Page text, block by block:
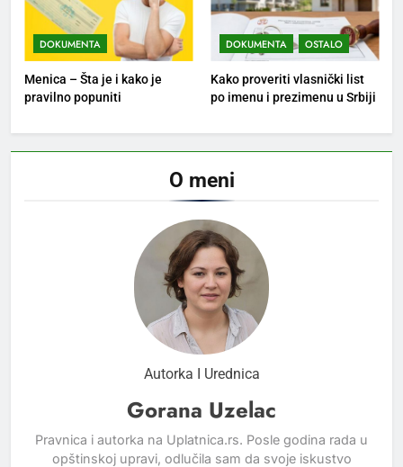
DOKUMENTA
Menica – Šta je i kako je
pravilno popuniti
DOKUMENTA OSTALO
Kako proveriti vlasnički list
po imenu i prezimenu u Srbiji
O meni
Autorka I Urednica
Gorana Uzelac
Pravnica i autorka na Uplatnica.rs. Posle godina rada u
opštinskoj upravi, odlučila sam da svoje iskustvo